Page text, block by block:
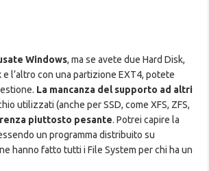
Windows, ma se avete due Hard Disk,
e l’altro con una partizione EXT4, potete
La mancanza del supporto ad altri
utilizzati (anche per SSD, come XFS, ZFS,
piuttosto pesante. Potrei capire la
un programma distribuito su
hanno fatto tutti i File System per chi ha un